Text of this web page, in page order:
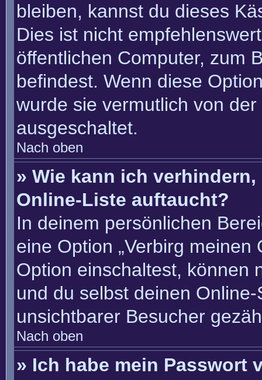
bleiben, kannst du dieses
Dies ist nicht
öffentlichen Computer, zum
befindest. Wenn diese
wurde sie vermutlich von
ausgeschaltet.
Nach oben
» Wie kann ich
Online-Liste auftaucht?
In deinem persönlichen
eine Option „Verbirg meinen
Option einschaltest, können
und du selbst deinen
unsichtbarer Besucher
Nach oben
» Ich habe mein Passwort